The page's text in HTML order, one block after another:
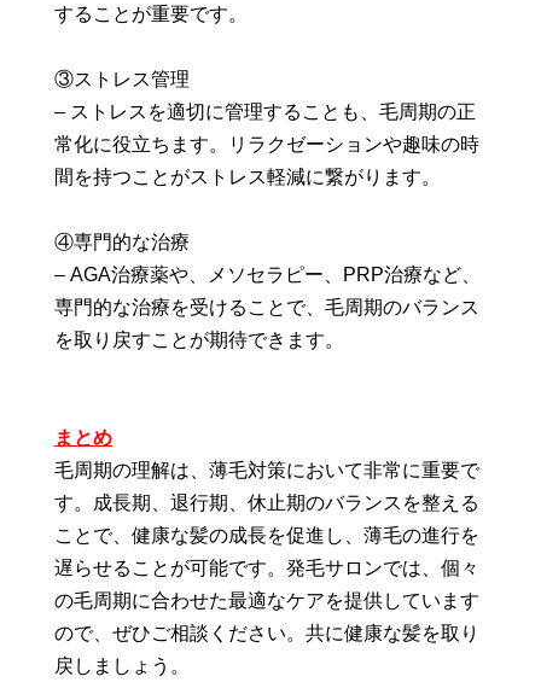
することが重要です。
③ストレス管理
– ストレスを適切に管理することも、毛周期の正
常化に役立ちます。リラクゼーションや趣味の時
間を持つことがストレス軽減に繋がります。
④専門的な治療
– AGA治療薬や、メソセラピー、PRP治療など、
専門的な治療を受けることで、毛周期のバランス
を取り戻すことが期待できます。
まとめ
毛周期の理解は、薄毛対策において非常に重要で
す。成長期、退行期、休止期のバランスを整える
ことで、健康な髪の成長を促進し、薄毛の進行を
遅らせることが可能です。発毛サロンでは、個々
の毛周期に合わせた最適なケアを提供しています
ので、ぜひご相談ください。共に健康な髪を取り
戻しましょう。